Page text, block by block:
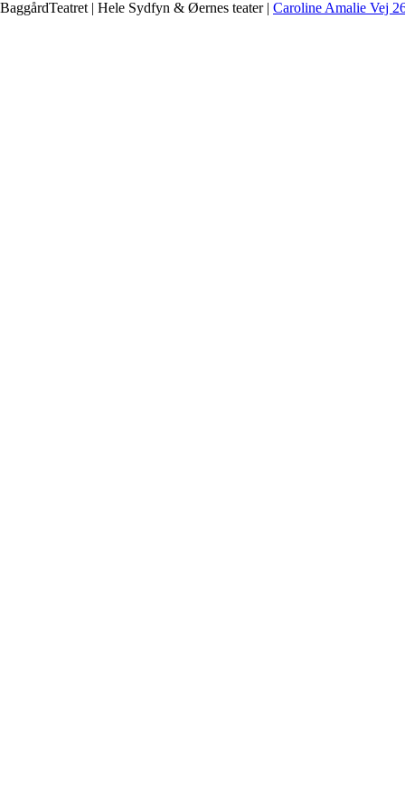
BaggårdTeatret | Hele Sydfyn & Øernes teater | Caroline Amalie Vej